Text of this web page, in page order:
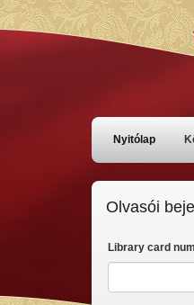
Skoči
Főmenü
Nyitólap
Olvasói
Library card